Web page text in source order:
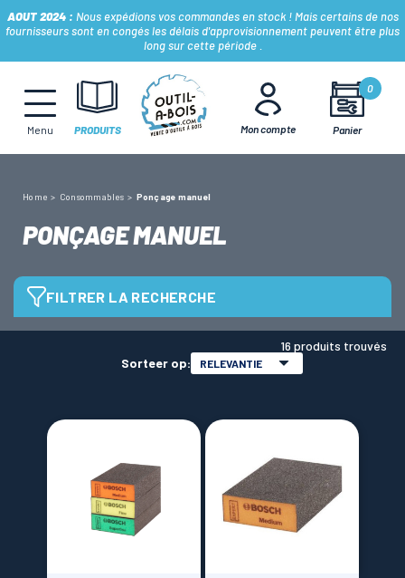
AOUT 2024 : Nous expédions vos commandes en stock ! Mais certains de nos
fournisseurs sont en congés les délais d'approvisionnement peuvent être plus
long sur cette période .
Menu PRODUITS Mon compte Panier
0
MÈCHES, FRAISES & FORETS
LAMES & DISQUES
CONSOMMABLES
OUTILS DE TOUPIE
Home Consommables Ponçage manuel
PONÇAGE MANUEL
FILTRER LA RECHERCHE
type d'abrasif
Dimensions
16 produits trouvés
Sorteer op:
RELEVANTIE